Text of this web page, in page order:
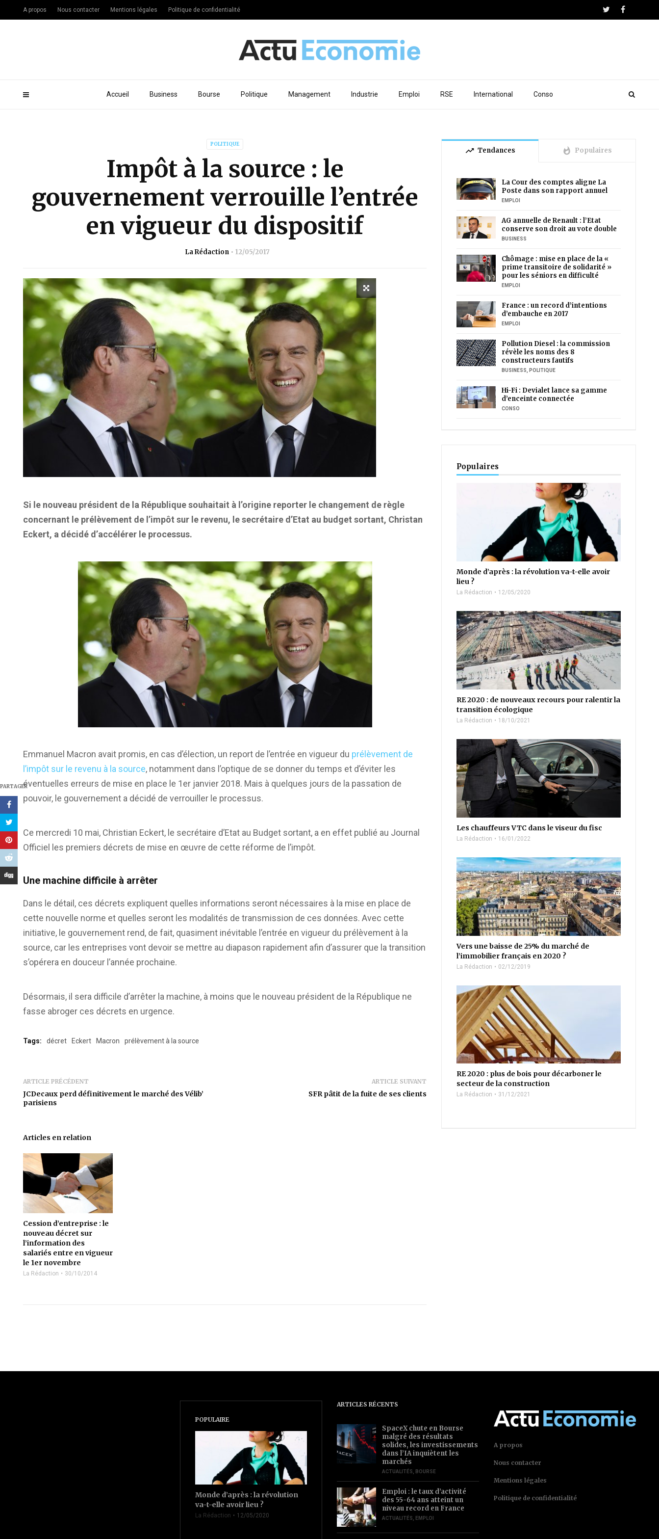
Accueil Business Bourse Politique Management Industrie Emploi RSE International Conso
A propos Nous contacter Mentions légales Politique de confidentialité
POLITIQUE
Impôt à la source : le
gouvernement verrouille l’entrée
en vigueur du dispositif
La Rédaction 12/05/2017
PARTAGER
Si le nouveau président de la République souhaitait à l’origine reporter le changement de règle
concernant le prélèvement de l’impôt sur le revenu, le secrétaire d’Etat au budget sortant, Christan
Eckert, a décidé d’accélérer le processus.
Emmanuel Macron avait promis, en cas d’élection, un report de l’entrée en vigueur du prélèvement de
l’impôt sur le revenu à la source, notamment dans l’optique de se donner du temps et d’éviter les
éventuelles erreurs de mise en place le 1er janvier 2018. Mais à quelques jours de la passation de
pouvoir, le gouvernement a décidé de verrouiller le processus.
Ce mercredi 10 mai, Christian Eckert, le secrétaire d’Etat au Budget sortant, a en effet publié au Journal
Officiel les premiers décrets de mise en œuvre de cette réforme de l’impôt.
Une machine difficile à arrêter
Dans le détail, ces décrets expliquent quelles informations seront nécessaires à la mise en place de
cette nouvelle norme et quelles seront les modalités de transmission de ces données. Avec cette
initiative, le gouvernement rend, de fait, quasiment inévitable l’entrée en vigueur du prélèvement à la
source, car les entreprises vont devoir se mettre au diapason rapidement afin d’assurer que la transition
s’opérera en douceur l’année prochaine.
Désormais, il sera difficile d’arrêter la machine, à moins que le nouveau président de la République ne
fasse abroger ces décrets en urgence.
Tags: décret Eckert Macron prélèvement à la source
ARTICLE PRÉCÉDENT
JCDecaux perd définitivement le marché des Vélib’
parisiens
ARTICLE SUIVANT
SFR pâtit de la fuite de ses clients
Articles en relation
Cession d’entreprise : le
nouveau décret sur
l’information des
salariés entre en vigueur
le 1er novembre
La Rédaction 30/10/2014
trending_up Tendances whatshot Populaires
La Cour des comptes aligne La
Poste dans son rapport annuel
EMPLOI
AG annuelle de Renault : l’Etat
conserve son droit au vote double
BUSINESS
Chômage : mise en place de la «
prime transitoire de solidarité »
pour les séniors en difficulté
EMPLOI
France : un record d’intentions
d’embauche en 2017
EMPLOI
Pollution Diesel : la commission
révèle les noms des 8
constructeurs fautifs
BUSINESS, POLITIQUE
Hi-Fi : Devialet lance sa gamme
d’enceinte connectée
CONSO
Populaires
Monde d’après : la révolution va-t-elle avoir
lieu ?
La Rédaction 12/05/2020
RE 2020 : de nouveaux recours pour ralentir la
transition écologique
La Rédaction 18/10/2021
Les chauffeurs VTC dans le viseur du fisc
La Rédaction 16/01/2022
Vers une baisse de 25% du marché de
l’immobilier français en 2020 ?
La Rédaction 02/12/2019
RE 2020 : plus de bois pour décarboner le
secteur de la construction
La Rédaction 31/12/2021
POPULAIRE
Monde d’après : la révolution
va-t-elle avoir lieu ?
La Rédaction 12/05/2020
ARTICLES RÉCENTS
SpaceX chute en Bourse
malgré des résultats
solides, les investissements
dans l’IA inquiètent les
marchés
ACTUALITÉS, BOURSE
Emploi : le taux d’activité
des 55-64 ans atteint un
niveau record en France
ACTUALITÉS, EMPLOI
A propos
Nous contacter
Mentions légales
Politique de confidentialité